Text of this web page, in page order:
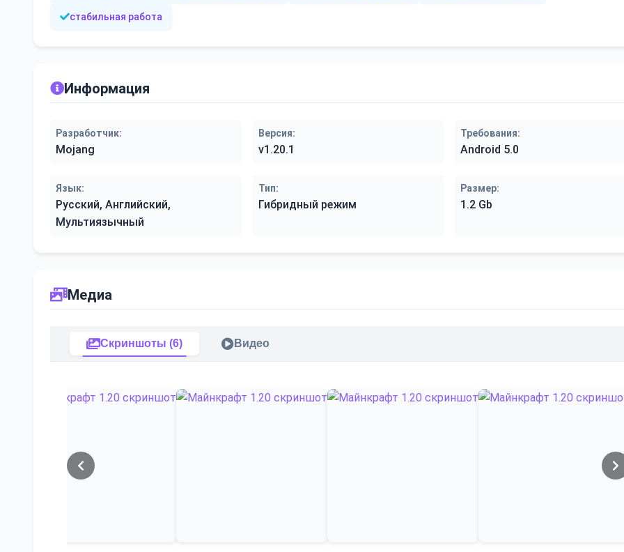
стабильная работа
Информация
Разработчик:
Mojang
Версия:
v1.20.1
Требования:
Android 5.0
Язык:
Русский, Английский,
Мультиязычный
Тип:
Гибридный режим
Размер:
1.2 Gb
Медиа
Скриншоты (6) Видео